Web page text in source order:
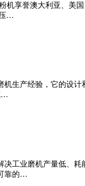
机享誉澳大利亚、美
…
生产经验，它的设
…
工业磨机产量低、
靠的…